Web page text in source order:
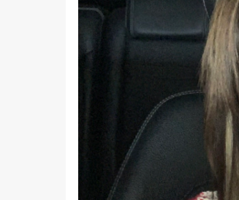
de la réalité » – entretien réalisé
Lancement du
L’Harmattan
ACTUALITÉ
Interview. Pascal
FEATURED
Interview –
un classique, c’est en réalité le
[ 4 août 2026 ]
Interview. Sarah
émotions que les autres ne savent